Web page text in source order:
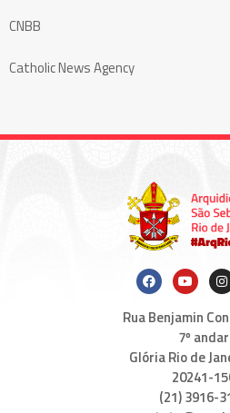
CNBB
Catholic News Agency
Rua Benjamin
7º andar
Glória Rio de
20241-
(21) 3916-